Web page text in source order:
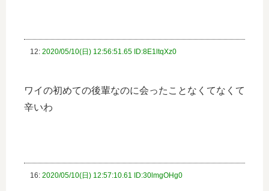
12: 2020/05/10(日) 12:56:51.65 ID:8E1ltqXz0
ワイの初めての後輩なのに会ったことなくてなくて
辛いわ
16: 2020/05/10(日) 12:57:10.61 ID:30lmgOHg0